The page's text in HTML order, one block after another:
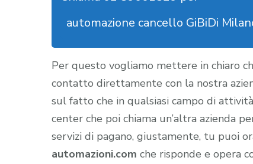
automazione cancello GiBiDi
Per questo vogliamo mettere in chiaro
contatto direttamente con la nostra
sul fatto che in qualsiasi campo di
center che poi chiama un’altra azienda
servizi di pagano, giustamente, tu puoi
automazioni.com che risponde e opera